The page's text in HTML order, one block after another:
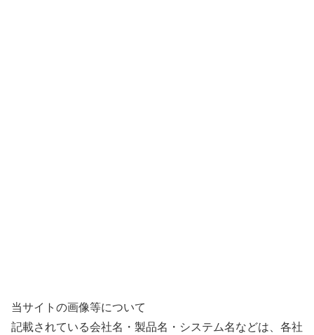
当サイトの画像等について
記載されている会社名・製品名・システム名などは、各社